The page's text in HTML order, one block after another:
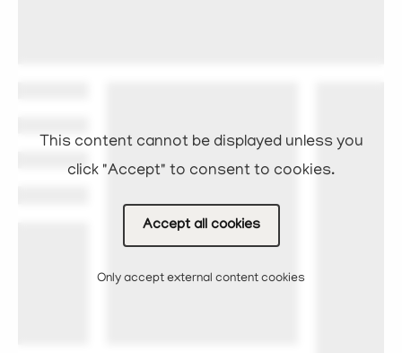
This content cannot be displayed unless you
click "Accept" to consent to cookies.
Accept all cookies
Only accept external content cookies